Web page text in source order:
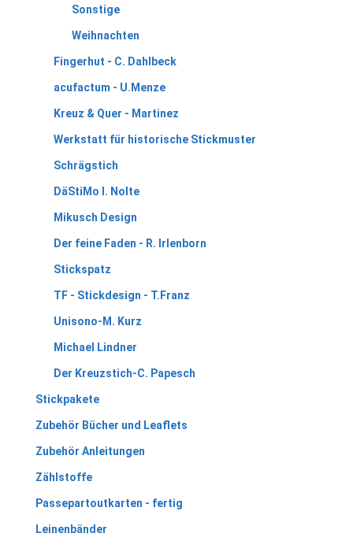
Sonstige
Weihnachten
Fingerhut - C. Dahlbeck
acufactum - U.Menze
Kreuz & Quer - Martinez
Werkstatt für historische Stickmuster
Schrägstich
DäStiMo I. Nolte
Mikusch Design
Der feine Faden - R. Irlenborn
Stickspatz
TF - Stickdesign - T.Franz
Unisono-M. Kurz
Michael Lindner
Der Kreuzstich-C. Papesch
Stickpakete
Zubehör Bücher und Leaflets
Zubehör Anleitungen
Zählstoffe
Passepartoutkarten - fertig
Leinenbänder